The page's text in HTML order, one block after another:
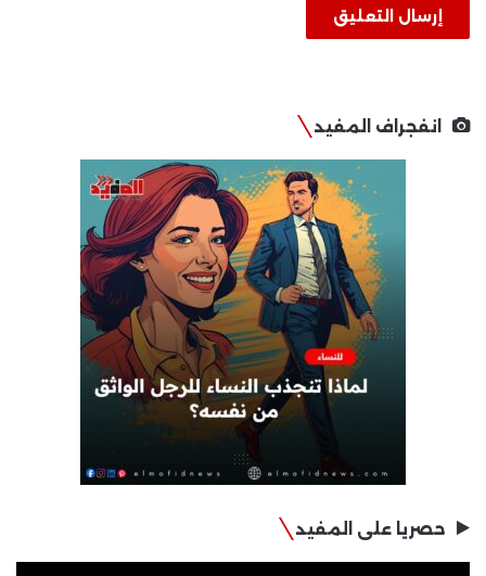
انفجراف المفيد
حصريا على المفيد